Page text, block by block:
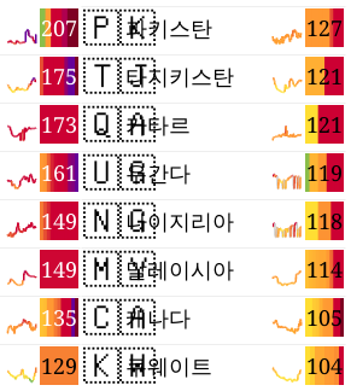
207
175
173
161
149
149
135
129
🇵🇰 127
파키스탄
🇹🇯 121
타지키스탄
🇶🇦 121
카타르
🇺🇬 119
우간다
🇳🇬 118
나이지리아
🇲🇾 114
말레이시아
🇨🇦 105
캐나다
🇰🇼 104
쿠웨이트